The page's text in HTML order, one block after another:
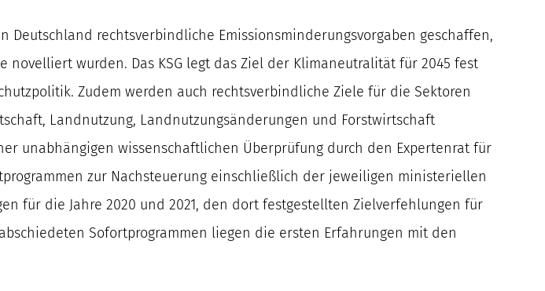
Deutschland rechtsverbindliche Emissionsminderungsvorgaben geschaffen,
wurden. Das KSG legt das Ziel der Klimaneutralität für 2045 fest
Zudem werden auch rechtsverbindliche Ziele für die Sektoren
Landnutzung, Landnutzungsänderungen und Forstwirtschaft
unabhängigen wissenschaftlichen Überprüfung durch den Expertenrat für
zur Nachsteuerung einschließlich der jeweiligen ministeriellen
für die Jahre 2020 und 2021, den dort festgestellten Zielverfehlungen für
Sofortprogrammen liegen die ersten Erfahrungen mit den